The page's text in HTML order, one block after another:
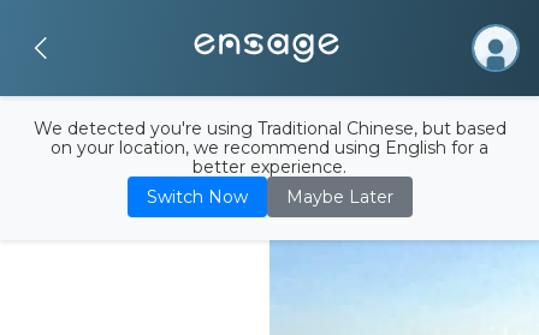
We detected you're using Traditional Chinese, but based
on your location, we recommend using English for a
better experience.
Switch Now
Maybe Later